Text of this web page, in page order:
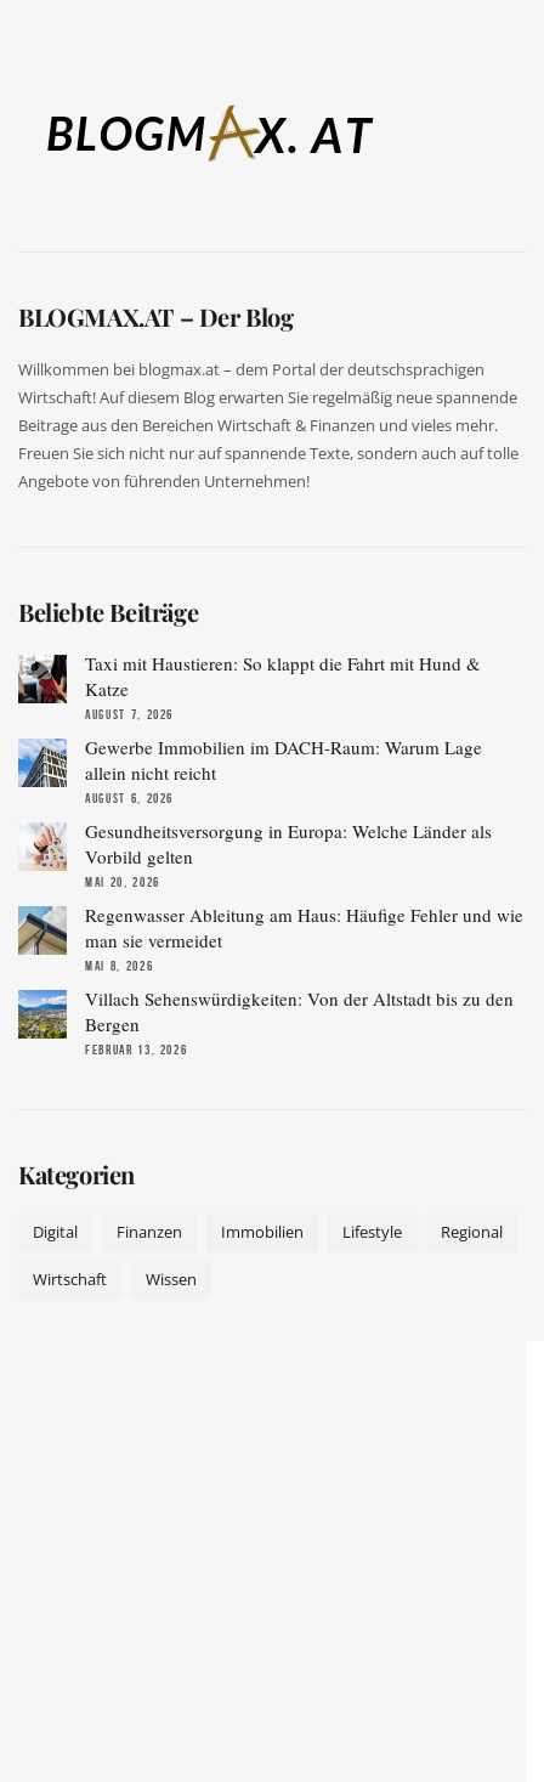
BLOGMAX.AT – Der Blog
Willkommen bei blogmax.at – dem Portal der deutschsprachigen
Wirtschaft! Auf diesem Blog erwarten Sie regelmäßig neue spannende
Beitrage aus den Bereichen Wirtschaft & Finanzen und vieles mehr.
Freuen Sie sich nicht nur auf spannende Texte, sondern auch auf tolle
Angebote von führenden Unternehmen!
Beliebte Beiträge
Taxi mit Haustieren: So klappt die Fahrt mit Hund &
Katze
AUGUST 7, 2026
Gewerbe Immobilien im DACH-Raum: Warum Lage
allein nicht reicht
AUGUST 6, 2026
Gesundheitsversorgung in Europa: Welche Länder als
Vorbild gelten
MAI 20, 2026
Regenwasser Ableitung am Haus: Häufige Fehler und wie
man sie vermeidet
MAI 8, 2026
Villach Sehenswürdigkeiten: Von der Altstadt bis zu den
Bergen
FEBRUAR 13, 2026
Kategorien
Digital Finanzen Immobilien Lifestyle Regional
Wirtschaft Wissen